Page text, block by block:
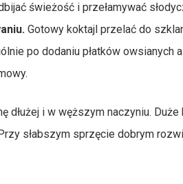
świeżość i przełamywać
Gotowy koktajl przelać do
po dodaniu płatków owsianych
i w węższym naczyniu. Duże
słabszym sprzęcie dobrym